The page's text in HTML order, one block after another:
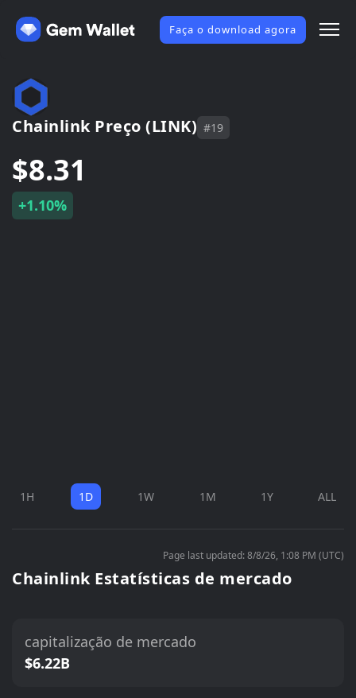
Faça o download agora
Chainlink Preço (LINK) #19
$8.31
+1.10%
1H 1D 1W 1M 1Y ALL
Page last updated: 8/8/26, 1:08 PM (UTC)
Chainlink Estatísticas de mercado
capitalização de mercado
$6.22B